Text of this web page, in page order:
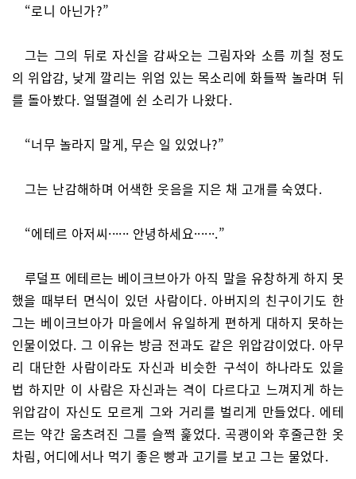
“로니 아닌가?”
그는 그의 뒤로 자신을 감싸오는 그림자와 소름 끼칠 정도
의 위압감, 낮게 깔리는 위엄 있는 목소리에 화들짝 놀라며 뒤
를 돌아봤다. 얼떨결에 쉰 소리가 나왔다.
“너무 놀라지 말게, 무슨 일 있었나?”
그는 난감해하며 어색한 웃음을 지은 채 고개를 숙였다.
“에테르 아저씨······ 안녕하세요······.”
루덜프 에테르는 베이크브아가 아직 말을 유창하게 하지 못
했을 때부터 면식이 있던 사람이다. 아버지의 친구이기도 한
그는 베이크브아가 마을에서 유일하게 편하게 대하지 못하는
인물이었다. 그 이유는 방금 전과도 같은 위압감이었다. 아무
리 대단한 사람이라도 자신과 비슷한 구석이 하나라도 있을
법 하지만 이 사람은 자신과는 격이 다르다고 느껴지게 하는
위압감이 자신도 모르게 그와 거리를 벌리게 만들었다. 에테
르는 약간 움츠려진 그를 슬쩍 훑었다. 곡괭이와 후줄근한 옷
차림, 어디에서나 먹기 좋은 빵과 고기를 보고 그는 물었다.